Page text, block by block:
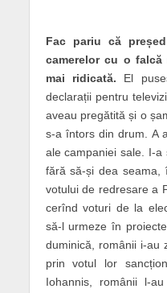
Fac pariu că
camerelor cu o
mai ridicată. El
declarații pentru
aveau pregătită și o
s-a întors din drum. A
ale campaniei sale. I-
fără să-și dea seama,
votului de redresare a
cerînd voturi de la
să-l urmeze în
duminică, românii i-au
prin votul lor
Iohannis, românii l-